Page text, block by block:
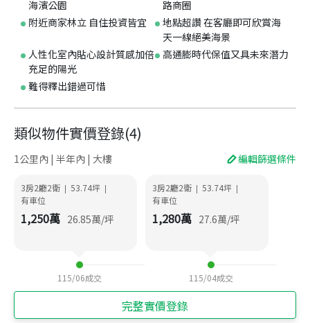
海濱公園
路商圈
附近商家林立 自住投資皆宜
地點超讚 在客廳即可欣賞海
天一線絕美海景
人性化室內貼心設計質感加倍
充足的陽光
高通膨時代保值又具未來潛力
難得釋出錯過可惜
類似物件實價登錄(4)
1公里內 | 半年內 | 大樓 編輯篩選條件
3房2廳2衛 | 53.74坪 |
有車位
1,250萬 26.85萬/坪
115/06成交
3房2廳2衛 | 53.74坪 |
有車位
1,280萬 27.6萬/坪
115/04成交
完整實價登錄